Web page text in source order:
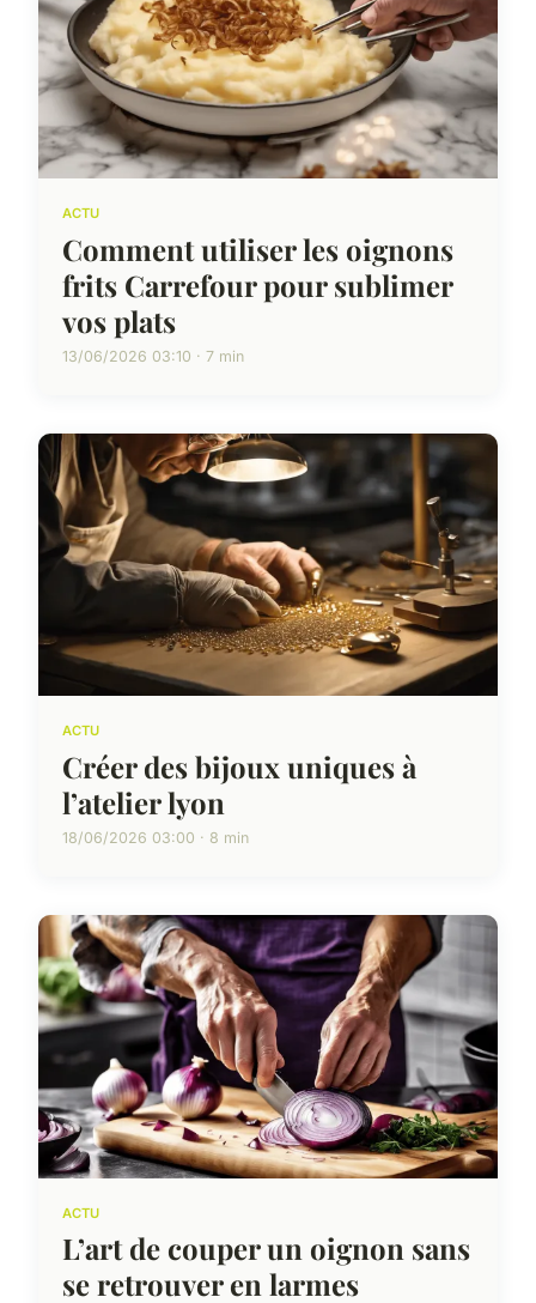
ACTU
Comment utiliser les oignons
frits Carrefour pour sublimer
vos plats
13/06/2026 03:10 · 7 min
ACTU
Créer des bijoux uniques à
l’atelier lyon
18/06/2026 03:00 · 8 min
ACTU
L’art de couper un oignon sans
se retrouver en larmes